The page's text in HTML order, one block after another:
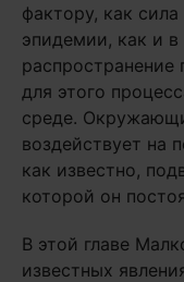
фактору, как
эпидемии, как и
распространение
для этого
среде.
воздействует на
как известно,
которой он
В этой главе
известных